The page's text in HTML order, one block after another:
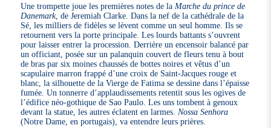
Une trompette joue les premières notes de la Marche du prince de
Danemark, de Jeremiah Clarke. Dans la nef de la cathédrale de la
Sé, les milliers de fidèles se lèvent comme un seul homme. Ils se
retournent vers la porte principale. Les lourds battants s’ouvrent
pour laisser entrer la procession. Derrière un encensoir balancé par
un officiant, posée sur un palanquin couvert de fleurs tenu à bout
de bras par six moines chaussés de bottes noires et vêtus d’un
scapulaire marron frappé d’une croix de Saint-Jacques rouge et
blanc, la silhouette de la Vierge de Fatima se dessine dans l’épaisse
fumée. Un tonnerre d’applaudissements retentit sous les ogives de
l’édifice néo-gothique de Sao Paulo. Les uns tombent à genoux
devant la statue, les autres éclatent en larmes. Nossa Senhora
(Notre Dame, en portugais), va entendre leurs prières.